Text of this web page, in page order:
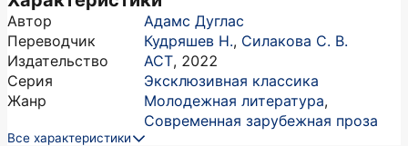
Автор
Адамс Дуглас
Переводчик
Кудряшев Н., Силакова С. В.
Издательство
АСТ, 2022
Серия
Эксклюзивная классика
Жанр
Молодежная литература,
Современная зарубежная проза
Все характеристики